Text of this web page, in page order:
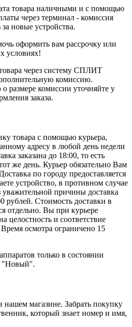
товара наличными и с помощью
через терминал - комиссия
новые устройства.
оформить вам рассрочку или
условиях!
через систему СПЛИТ
комиссию.
размере комиссии уточняйте у
заказа.
товара с помощью курьера,
адресу в любой день недели
заказана до 18:00, то есть
же день. Курьер обязательно Вам
по городу предоставляется
устройство, в противном случае
уважительной причины доставка
рублей. Стоимость доставки в
отдельно. Вы при курьере
целостность и соответствие
осмотра ограничено 15
только в состоянии
"Новый".
нашем магазине. Забрать покупку
который знает номер и имя,